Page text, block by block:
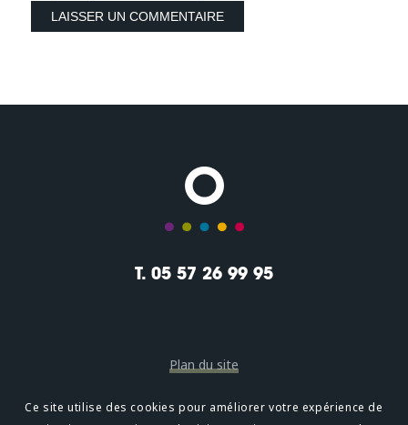
T. 05 57 26 99 95
Plan du site
Mentions légales
Ce site utilise des cookies pour améliorer votre expérience de